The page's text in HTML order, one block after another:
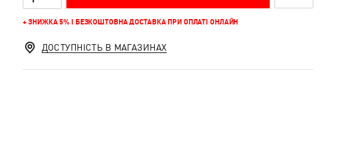
+ ЗНИЖКА 5% І БЕЗКОШТОВНА ДОСТАВКА ПРИ ОПЛАТІ ОНЛАЙН
ДОСТУПНІСТЬ В МАГАЗИНАХ